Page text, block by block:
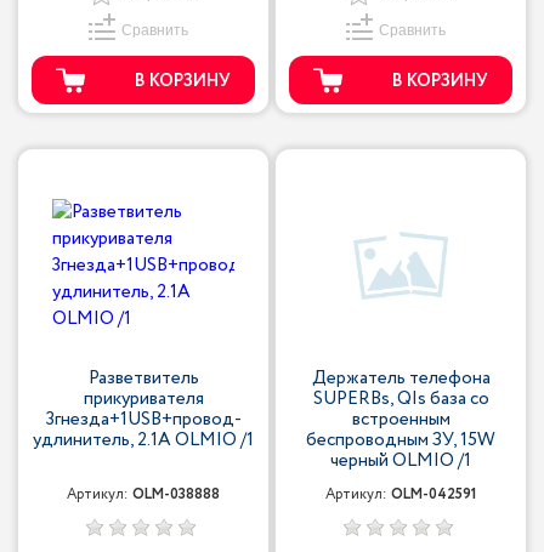
Сравнить
В КОРЗИНУ
Сравнить
В КОРЗИНУ
Разветвитель
прикуривателя
3гнезда+1USB+провод-
удлинитель, 2.1A OLMIO /1
Артикул: OLM-038888
Держатель телефона
SUPERBs, QIs база со
встроенным
беспроводным ЗУ, 15W
черный OLMIO /1
Артикул: OLM-042591